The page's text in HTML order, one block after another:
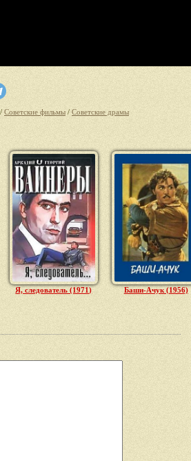
/ Советские фильмы / Советские драмы
Я, следователь (1971) Баши-Ачук (1956)